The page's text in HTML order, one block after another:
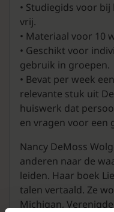
• Studiegids voor
vrij.
• Materiaal voor 10
• Geschikt voor
gebruik in groepen.
• Bevat per week
relevante stuk uit
huiswerk dat
en vragen voor een
Nancy DeMoss
anderen naar de
leiden. Haar boek
talen vertaald. Ze
Michigan,